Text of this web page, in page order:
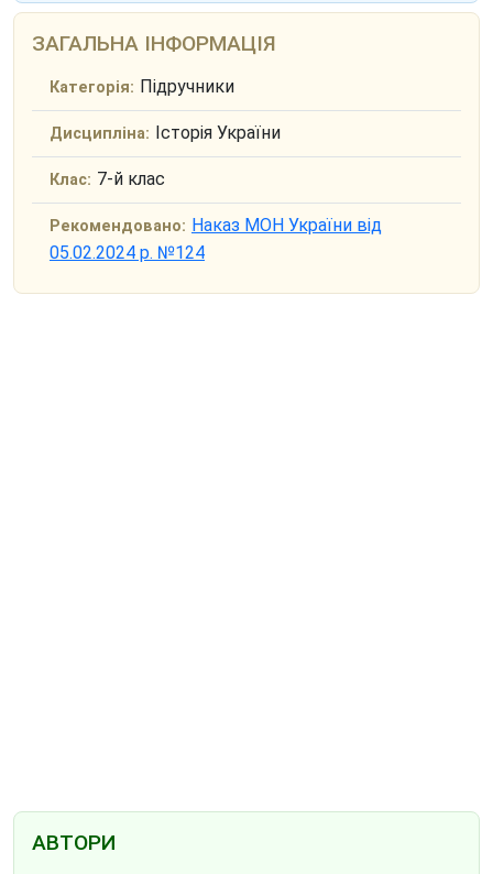
ЗАГАЛЬНА ІНФОРМАЦІЯ
Категорія: Підручники
Дисципліна: Історія України
Клас: 7-й клас
Рекомендовано: Наказ МОН України від
05.02.2024 р. №124
АВТОРИ